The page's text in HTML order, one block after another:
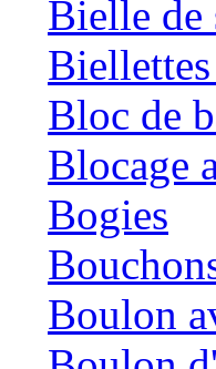
Bielle de
Bloc de
Blocage
Bogies
Boulon